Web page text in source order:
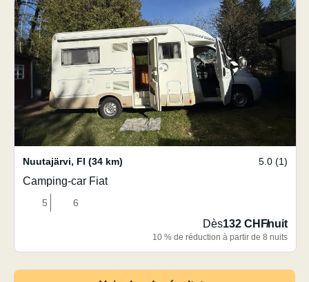
Nuutajärvi, FI (34 km) 5.0 (1)
Camping-car Fiat
5 6
Dès132 CHF/nuit
10 % de réduction à partir de 8 nuits